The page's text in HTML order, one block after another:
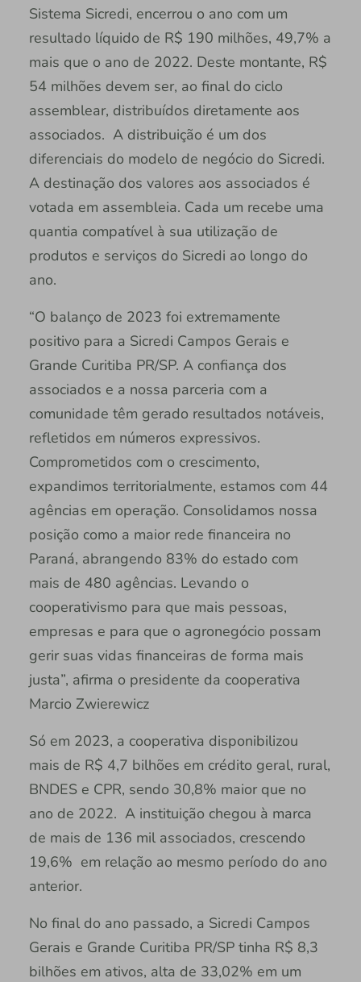
Sistema Sicredi, encerrou o ano com um
resultado líquido de R$ 190 milhões, 49,7% a
mais que o ano de 2022. Deste montante, R$
54 milhões devem ser, ao final do ciclo
assemblear, distribuídos diretamente aos
associados. A distribuição é um dos
diferenciais do modelo de negócio do Sicredi.
A destinação dos valores aos associados é
votada em assembleia. Cada um recebe uma
quantia compatível à sua utilização de
produtos e serviços do Sicredi ao longo do
ano.
“O balanço de 2023 foi extremamente
positivo para a Sicredi Campos Gerais e
Grande Curitiba PR/SP. A confiança dos
associados e a nossa parceria com a
comunidade têm gerado resultados notáveis,
refletidos em números expressivos.
Comprometidos com o crescimento,
expandimos territorialmente, estamos com 44
agências em operação. Consolidamos nossa
posição como a maior rede financeira no
Paraná, abrangendo 83% do estado com
mais de 480 agências. Levando o
cooperativismo para que mais pessoas,
empresas e para que o agronegócio possam
gerir suas vidas financeiras de forma mais
justa”, afirma o presidente da cooperativa
Marcio Zwierewicz
Só em 2023, a cooperativa disponibilizou
mais de R$ 4,7 bilhões em crédito geral, rural,
BNDES e CPR, sendo 30,8% maior que no
ano de 2022. A instituição chegou à marca
de mais de 136 mil associados, crescendo
19,6% em relação ao mesmo período do ano
anterior.
No final do ano passado, a Sicredi Campos
Gerais e Grande Curitiba PR/SP tinha R$ 8,3
bilhões em ativos, alta de 33,02% em um